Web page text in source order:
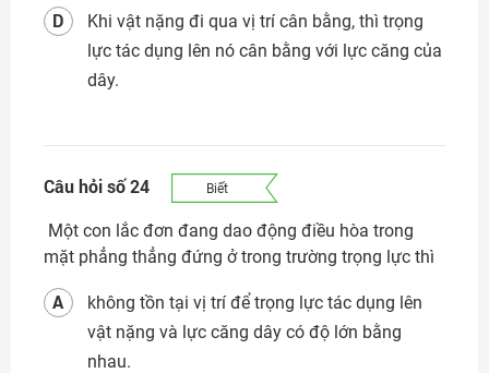
Khi vật nặng đi qua vị trí cân bằng, thì trọng
lực tác dụng lên nó cân bằng với lực căng của
dây.
D
Câu hỏi số 24 Biết
Một con lắc đơn đang dao động điều hòa trong
mặt phẳng thẳng đứng ở trong trường trọng lực thì
không tồn tại vị trí để trọng lực tác dụng lên
vật nặng và lực căng dây có độ lớn bằng
nhau.
A